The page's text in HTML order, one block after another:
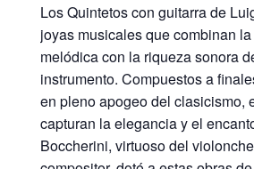
Los Quintetos con guitarra de
joyas musicales que combinan
melódica con la riqueza sonora
instrumento. Compuestos a
en pleno apogeo del clasicismo,
capturan la elegancia y el
Boccherini, virtuoso del